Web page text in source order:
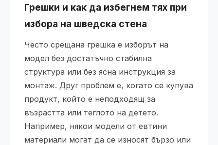
Грешки и как да избегнем тях при
избора на шведска стена
Често срещана грешка е изборът на
модел без достатъчно стабилна
структура или без ясна инструкция за
монтаж. Друг проблем е, когато се купува
продукт, който е неподходящ за
възрастта или теглото на детето.
Например, някои модели от евтини
материали могат да се износят бързо или